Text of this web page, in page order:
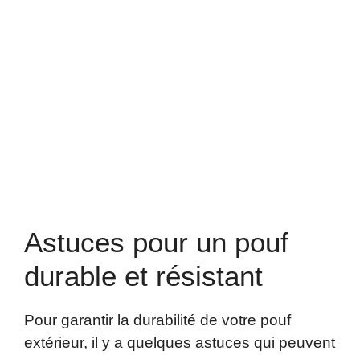
Astuces pour un pouf
durable et résistant
Pour garantir la durabilité de votre pouf
extérieur, il y a quelques astuces qui peuvent